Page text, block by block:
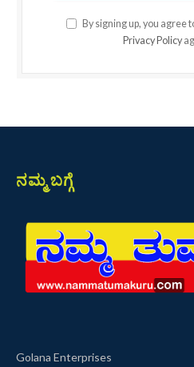
By signing up, you agree
Privacy Policy
ನಮ್ಮ ಬಗ್ಗೆ
Golana Enterprises